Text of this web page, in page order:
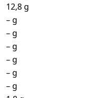
12,8 g
– g
– g
– g
– g
– g
– g